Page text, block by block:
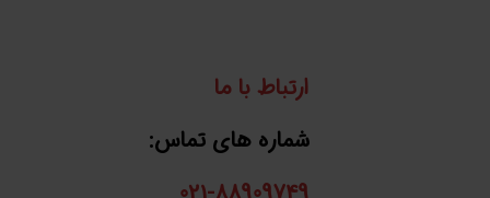
ارتباط با ما
شماره های تماس: